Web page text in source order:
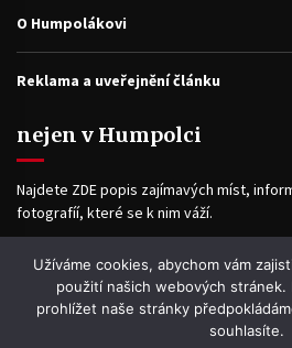
O Humpolákovi
Reklama a uveřejnění článku
nejen v Humpolci
Najdete ZDE popis zajímavých míst,
fotografíí, které se k nim váží.
Facebook
Užíváme cookies, abychom vám
použití našich webových stránek.
prohlížet naše stránky
souhlasíte.